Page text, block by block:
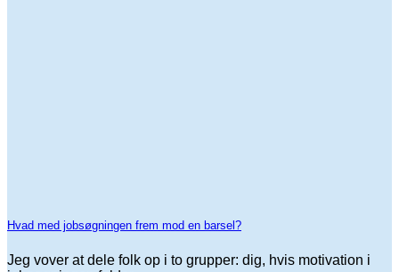
Hvad med jobsøgningen frem mod en barsel?
Jeg vover at dele folk op i to grupper: dig, hvis motivation i